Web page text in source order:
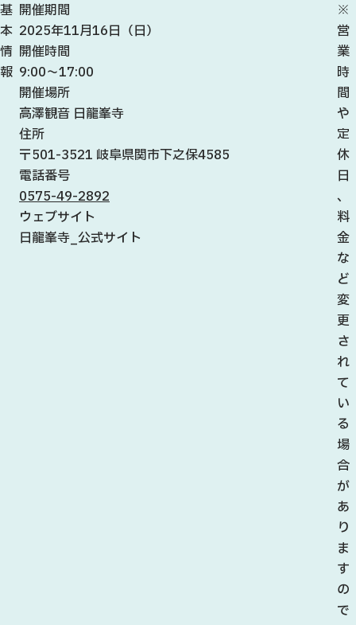
基
本
情
報
開催期間
2025年11月16日（日）
開催時間
9:00～17:00
開催場所
高澤観音 日龍峯寺
住所
〒501-3521 岐阜県関市下之保4585
電話番号
0575-49-2892
ウェブサイト
日龍峯寺_公式サイト
※
営
業
時
間
や
定
休
日
、
料
金
な
ど
変
更
さ
れ
て
い
る
場
合
が
あ
り
ま
す
の
で